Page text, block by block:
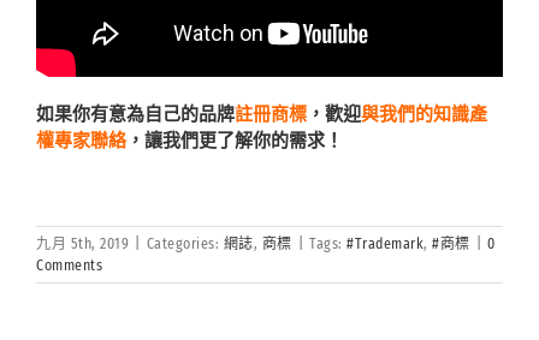
如果你有意為自己的品牌註冊商標 ，歡迎與我們的知識產
權專家聯絡，讓我們更了解你的需求！
九月 5th, 2019 Categories: 網誌, 商標 Tags: #Trademark, #商標
0
Comments